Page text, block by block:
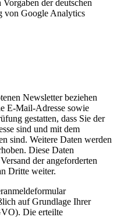
Vorgaben der deutschen
von Google Analytics
Newsletter beziehen
E-Mail-Adresse sowie
gestatten, dass Sie der
sind und mit dem
sind. Weitere Daten werden
Diese Daten
der angeforderten
Dritte weiter.
auf Grundlage Ihrer
Die erteilte